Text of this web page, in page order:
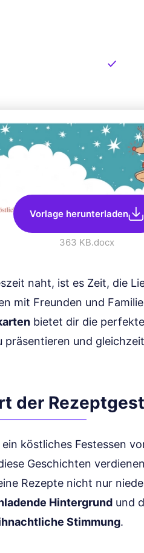
Vorlage herunterladen
363 KB.docx
naht, ist es Zeit, die
mit Freunden und
bietet dir die
präsentieren und
der
köstliches Festessen
Geschichten
Rezepte nicht nur
Hintergrund und
Stimmung.